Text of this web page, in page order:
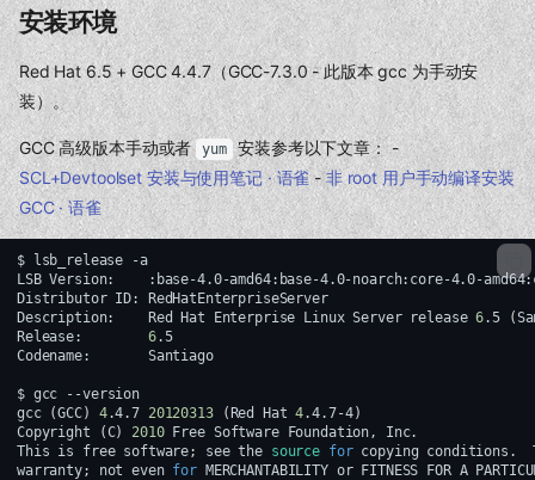
安装环境
Red Hat 6.5 + GCC 4.4.7（GCC-7.3.0 - 此版本 gcc 为手动安
装）。
GCC 高级版本手动或者 yum 安装参考以下文章： -
SCL+Devtoolset 安装与使用笔记 · 语雀-非 root 用户手动编译安装
GCC · 语雀
$ lsb_release
-a
LSB Version:
:base-4.0-amd64:base-4.0-noarch:core-4.0-
Distributor ID:
RedHatEnterpriseServer
Description:
Red Hat Enterprise Linux Server release 6.5 (
Release:
6.5
Codename:
Santiago
$ gcc
--version
gcc
(GCC) 4.4.7 20120313 (Red Hat 4.4.7-4)
Copyright
(C) 2010 Free Software Foundation,
Inc.
This is free software; see the source for copying conditions.
warranty; not even for MERCHANTABILITY or FITNESS FOR A